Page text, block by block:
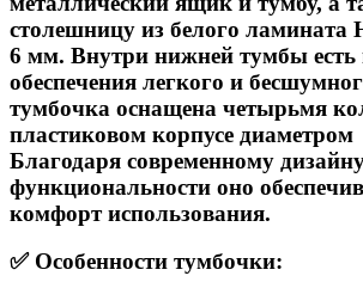
столешницу из белого
6 мм. Внутри нижней тумбы есть
обеспечения легкого и
тумбочка оснащена четырьмя
пластиковом корпусе
Благодаря современному
функциональности оно
комфорт использования.
✅ Особенности тумбочки: